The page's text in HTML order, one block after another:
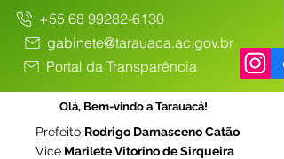
+55 68 99282-6130
gabinete@tarauaca.ac.gov.br
Portal da Transparência
Olá, Bem-vindo a Tarauacá!
Prefeito Rodrigo Damasceno Catão
Vice Marilete Vitorino de Sirqueira